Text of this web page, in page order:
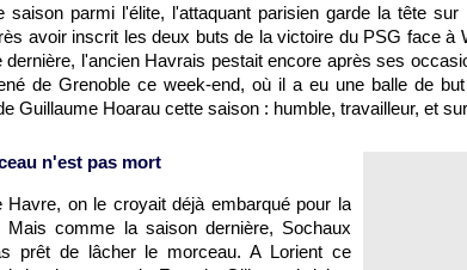
saison parmi l'élite, l'attaquant parisien garde la tête
avoir inscrit les deux buts de la victoire du PSG face à
dernière, l'ancien Havrais pestait encore après ses
de Grenoble ce week-end, où il a eu une balle de
Guillaume Hoarau cette saison : humble, travailleur, et
n'est pas mort
Havre, on le croyait déjà embarqué pour la
Mais comme la saison dernière, Sochaux
prêt de lâcher le morceau. A Lorient ce